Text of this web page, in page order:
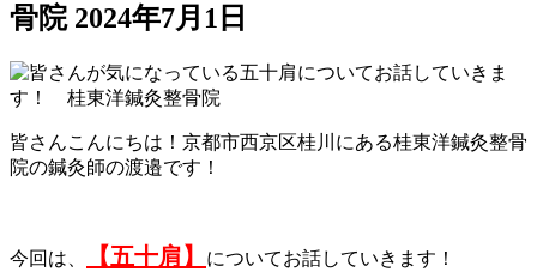
骨院 2024年7月1日
皆さんこんにちは！京都市西京区桂川にある桂東洋鍼灸整骨
院の鍼灸師の渡邉です！
今回は、 【五十肩】 についてお話していきます！